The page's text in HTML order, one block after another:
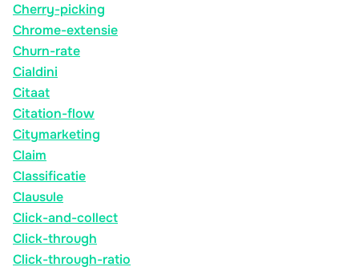
Cherry-picking
Chrome-extensie
Churn-rate
Cialdini
Citaat
Citation-flow
Citymarketing
Claim
Classificatie
Clausule
Click-and-collect
Click-through
Click-through-ratio